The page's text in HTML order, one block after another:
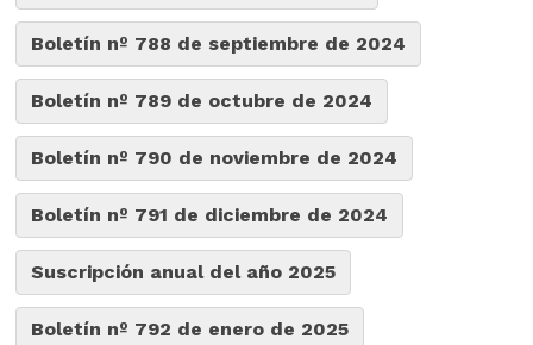
Boletín nº 788 de septiembre de 2024
Boletín nº 789 de octubre de 2024
Boletín nº 790 de noviembre de 2024
Boletín nº 791 de diciembre de 2024
Suscripción anual del año 2025
Boletín nº 792 de enero de 2025